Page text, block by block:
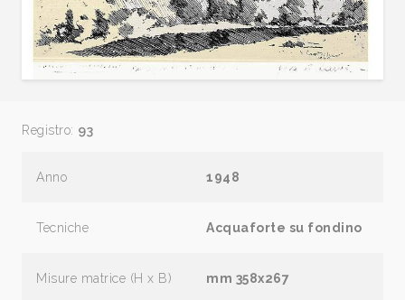
Registro: 93
Anno 1948
Tecniche Acquaforte su fondino
Misure matrice (H x B) mm 358x267